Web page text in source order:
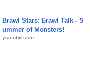
Brawl Stars: Brawl Talk - S
ummer of Monsters!
youtube.com